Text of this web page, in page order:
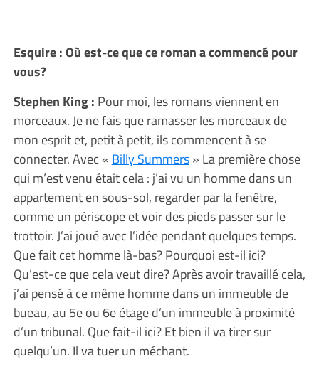
Esquire : Où est-ce que ce roman a commencé pour
vous?
Stephen King : Pour moi, les romans viennent en
morceaux. Je ne fais que ramasser les morceaux de
mon esprit et, petit à petit, ils commencent à se
connecter. Avec « Billy Summers» La première chose
qui m’est venu était cela : j’ai vu un homme dans un
appartement en sous-sol, regarder par la fenêtre,
comme un périscope et voir des pieds passer sur le
trottoir. J’ai joué avec l’idée pendant quelques temps.
Que fait cet homme là-bas? Pourquoi est-il ici?
Qu’est-ce que cela veut dire? Après avoir travaillé cela,
j’ai pensé à ce même homme dans un immeuble de
bueau, au 5e ou 6e étage d’un immeuble à proximité
d’un tribunal. Que fait-il ici? Et bien il va tirer sur
quelqu’un. Il va tuer un méchant.